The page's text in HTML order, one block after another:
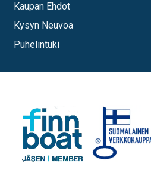
Kaupan Ehdot
Kysyn Neuvoa
Puhelintuki